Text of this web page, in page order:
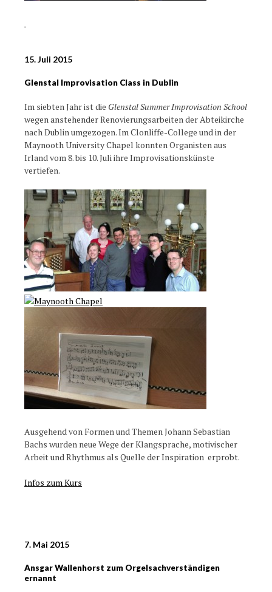
15. Juli 2015
Glenstal Improvisation Class in Dublin
Im siebten Jahr ist die Glenstal Summer Improvisation School
wegen anstehender Renovierungsarbeiten der Abteikirche
nach Dublin umgezogen. Im Clonliffe-College und in der
Maynooth University Chapel konnten Organisten aus
Irland vom 8. bis 10. Juli ihre Improvisationskünste
vertiefen.
Ausgehend von Formen und Themen Johann Sebastian
Bachs wurden neue Wege der Klangsprache, motivischer
Arbeit und Rhythmus als Quelle der Inspiration erprobt.
Infos zum Kurs
7. Mai 2015
Ansgar Wallenhorst zum Orgelsachverständigen
ernannt